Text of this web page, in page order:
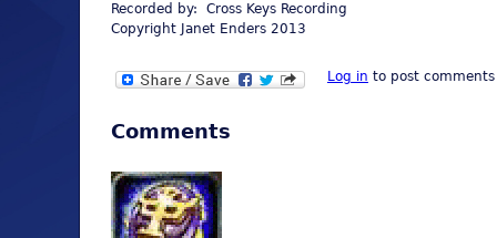
Recorded by: Cross Keys Recording
Copyright Janet Enders 2013
Log in to post comments
Comments